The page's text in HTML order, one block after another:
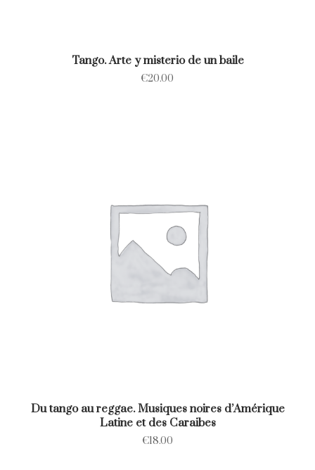
Tango. Arte y misterio de un baile
€20.00
Du tango au reggae. Musiques noires d’Amérique
Latine et des Caraibes
€18.00